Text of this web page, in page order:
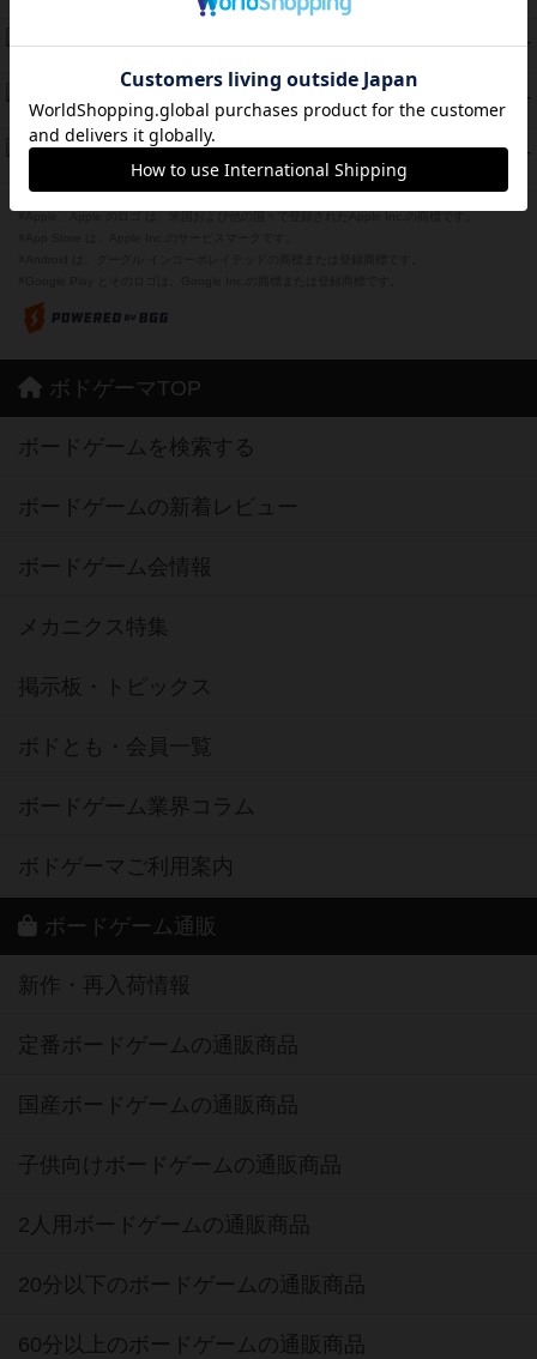
45 PT
PT
Bitter End ブタペスト救出作戦
紹介文なし 1件の投稿
42 PT
ドコジャン
紹介文あり 10件の投稿
ボドゲーマTOP
ボードゲームを検索する
ボードゲームの新着レビュー
ボードゲーム会情報
メカニクス特集
掲示板・トピックス
ボドとも・会員一覧
ボードゲーム業界コラム
ボドゲーマご利用案内
ボードゲーム通販
新作・再入荷情報
定番ボードゲームの通販商品
国産ボードゲームの通販商品
子供向けボードゲームの通販商品
2人用ボードゲームの通販商品
20分以下のボードゲームの通販商品
60分以上のボードゲームの通販商品